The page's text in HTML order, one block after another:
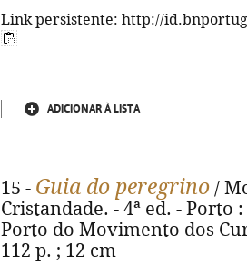
Link persistente: http://
ADICIONAR À LISTA
15 - Guia do peregrino /
Cristandade. - 4ª ed. - Porto
Porto do Movimento dos
112 p. ; 12 cm